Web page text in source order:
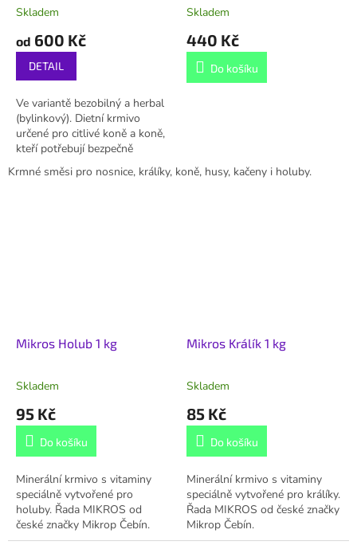
Skladem
od 600 Kč
DETAIL
Ve variantě bezobilný a herbal
(bylinkový). Dietní krmivo
určené pro citlivé koně a koně,
kteří potřebují bezpečně
přilepšit, včetně regenerace po
zátěži, porodu nebo při/po...
Skladem
440 Kč
Do košíku
Krmné směsi pro nosnice, králíky, koně, husy, kačeny i holuby.
Mikros Holub 1 kg
Skladem
95 Kč
Do košíku
Minerální krmivo s vitaminy
speciálně vytvořené pro
holuby. Řada MIKROS od
české značky Mikrop Čebín.
Mikros Králík 1 kg
Skladem
85 Kč
Do košíku
Minerální krmivo s vitaminy
speciálně vytvořené pro králíky.
Řada MIKROS od české značky
Mikrop Čebín.